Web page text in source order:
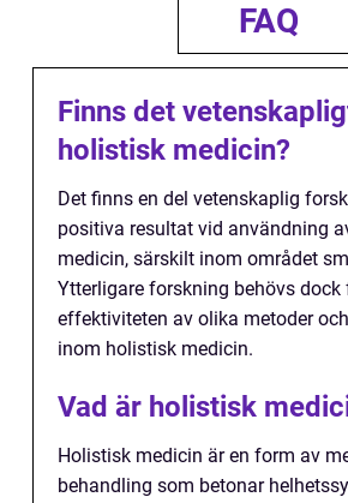
FAQ
Finns det
holistisk medicin?
Det finns en del vetenskaplig
positiva resultat vid användning
medicin, särskilt inom området
Ytterligare forskning behövs
effektiviteten av olika metoder
inom holistisk medicin.
Vad är holistisk
Holistisk medicin är en form av
behandling som betonar